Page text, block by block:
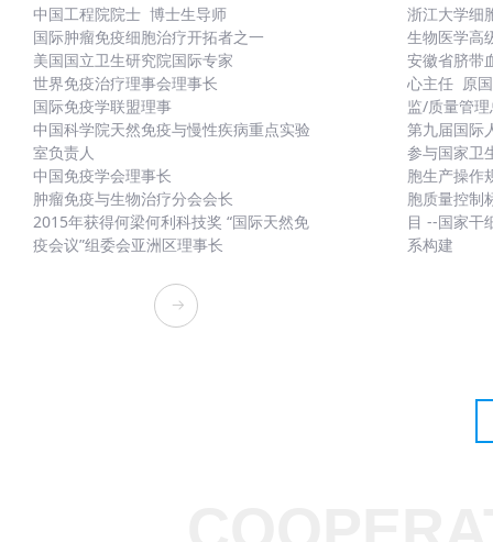
浙江大学细
生物医学高
安徽省脐带
心主任 原
监/质量管
第九届国际
参与国家卫
胞生产操作
胞质量控制
目 --国家干
系构建
中国工程院院士 博士生导师
国际肿瘤免疫细胞治疗开拓者之一
美国国立卫生研究院国际专家
世界免疫治疗理事会理事长
国际免疫学联盟理事
中国科学院天然免疫与慢性疾病重点实验
室负责人
中国免疫学会理事长
肿瘤免疫与生物治疗分会会长
2015年获得何梁何利科技奖 “国际天然免
疫会议”组委会亚洲区理事长
뀠